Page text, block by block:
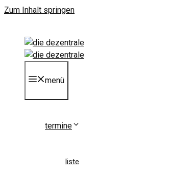
Zum Inhalt springen
menü
termine
liste